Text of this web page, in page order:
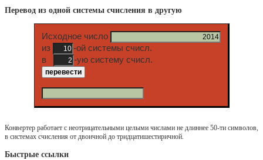
Перевод из одной системы счисления в другую
Исходное число
из
-ой системы счисл.
в
-ую систему счисл.
Конвертер работает с неотрицательными целыми числами не длиннее 50-ти символов,
в системах счисления от двоичной до тридцатишестиричной.
Быстрые ссылки